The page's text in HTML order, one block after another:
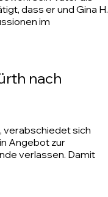
dass er und Gina H.
im
nach
verabschiedet sich
Angebot zur
verlassen. Damit